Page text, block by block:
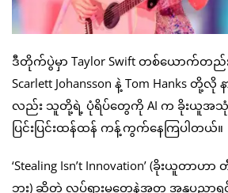
ဒီတိုက်ပွဲမှာ Taylor Swift တစ်ယောက်တည်
Scarlett Johansson နဲ့ Tom Hanks တို့
လည်း သူတို့ရဲ့ ပုံရိပ်တွေကို AI က ခိုးယူအသုံ
ပြင်းပြင်းထန်ထန် ကန့်ကွက်နေကြပါတယ်။
‘Stealing Isn’t Innovation’ (ခိုးယူတ
ဘူး) ဆိုတဲ့ လှုပ်ရှားမှုတွေနဲ့အတူ အနုပညာရှ